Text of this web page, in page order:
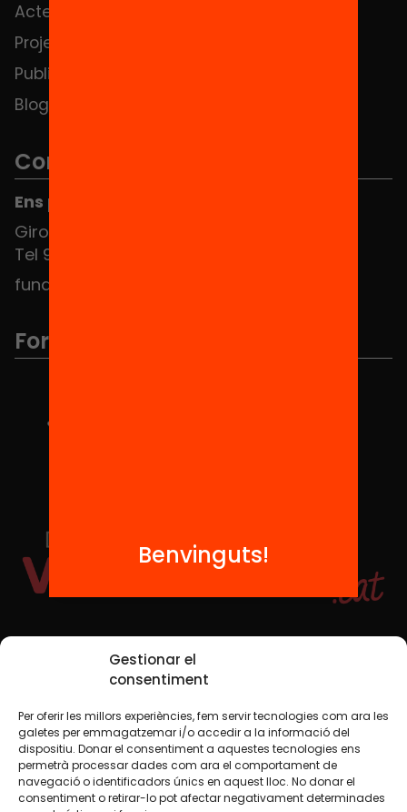
Gestionar el
consentiment
Per oferir les millors experiències, fem servir tecnologies com ara les
galetes per emmagatzemar i/o accedir a la informació del
dispositiu. Donar el consentiment a aquestes tecnologies ens
permetrà processar dades com ara el comportament de
navegació o identificadors únics en aquest lloc. No donar el
consentiment o retirar-lo pot afectar negativament determinades
Actes
Projectes
Publicacions i vídeos
Blog
Contacte
Ens pots trobar al Hub Social
Girona 34, interior 08010 Barcelona
Tel 934 588 700
fundacio@equitat.org
Formem part de...
Xarxes Socials
TWT YTB IG FB IN
Avís legalPolítica de cookies
Benvinguts!